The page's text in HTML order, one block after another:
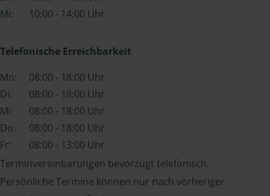
Mi:
10:00 - 14:00 Uhr
Telefonische Erreichbarkeit
Mo:
08:00 - 18:00 Uhr
Di:
08:00 - 18:00 Uhr
Mi:
08:00 - 18:00 Uhr
Do:
08:00 - 18:00 Uhr
Fr:
08:00 - 13:00 Uhr
Terminvereinbarungen bevorzugt telefonisch.
Persönliche Termine können nur nach vorheriger